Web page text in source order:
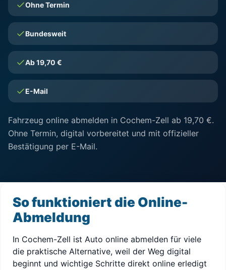
Ohne Termin
Bundesweit
Ab 19,70 €
E-Mail
Fahrzeug online abmelden in Cochem-Zell ab 19,70 €.
Ohne Termin, digital vorbereitet und mit offizieller
Bestätigung per E-Mail.
So funktioniert die Online-
Abmeldung
In Cochem-Zell ist Auto online abmelden für viele
die praktische Alternative, weil der Weg digital
beginnt und wichtige Schritte direkt online erledigt